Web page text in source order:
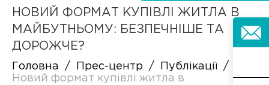
НОВИЙ ФОРМАТ КУПІВЛІ ЖИТЛА В
МАЙБУТНЬОМУ: БЕЗПЕЧНІШЕ ТА
ДОРОЖЧЕ?
Головна / Прес-центр / Публікації
/
Новий формат купівлі житла в